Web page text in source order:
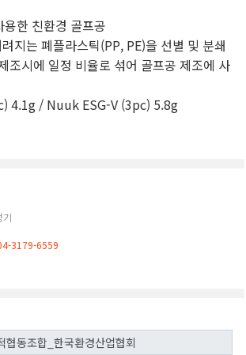
기
3179-6559